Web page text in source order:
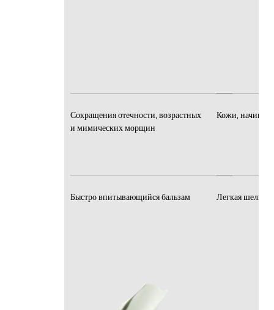
Сокращения отечности, возрастных
и мимических морщин
Быстро впитывающийся бальзам
Кожи,
Легкая